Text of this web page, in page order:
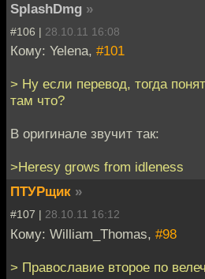
SplashDmg »
#106 | 28.10.11 16:08
Кому: Yelena, #101
> Ну если перевод, тогда
там что?
В оригинале звучит так:
>Heresy grows from idleness
ПТУРщик »
#107 | 28.10.11 16:12
Кому: William_Thomas, #98
> Православие второе по